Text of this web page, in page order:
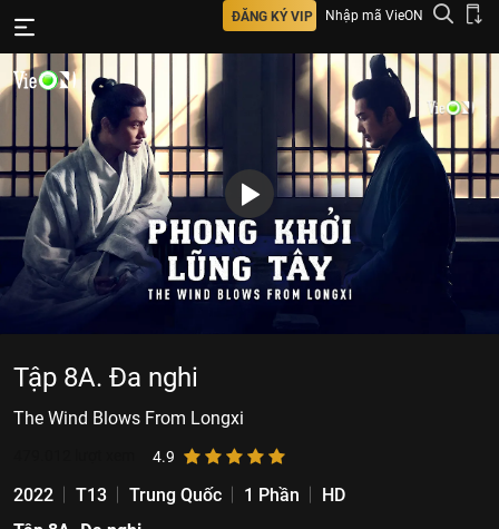
ĐĂNG KÝ VIP Nhập mã VieON
Tập 8A. Đa nghi
The Wind Blows From Longxi
4.9
2022 T13 Trung Quốc 1 Phần
HD